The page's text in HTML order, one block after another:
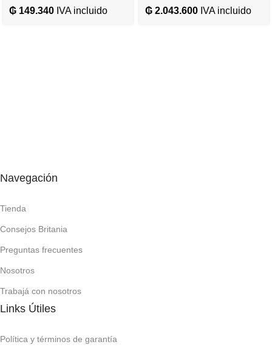
₲ 149.340 IVA incluido
– 220V/50HZ – 12997
₲ 2.043.600 IVA incluido
Navegación
Tienda
Consejos Britania
Preguntas frecuentes
Nosotros
Trabajá con nosotros
Links Útiles
Política y términos de garantía